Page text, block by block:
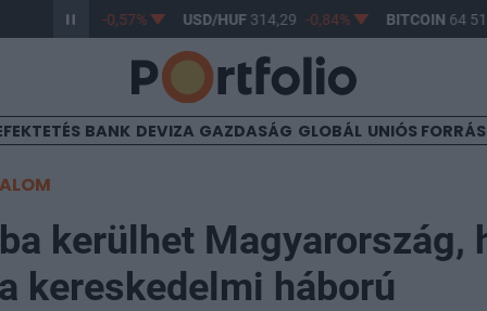
363,33 -0,57% USD/HUF314,29 -0,84% BITCOIN64
BANK DEVIZA GAZDASÁG GLOBÁL UNIÓS
kerülhet Magyarország,
kereskedelmi háború